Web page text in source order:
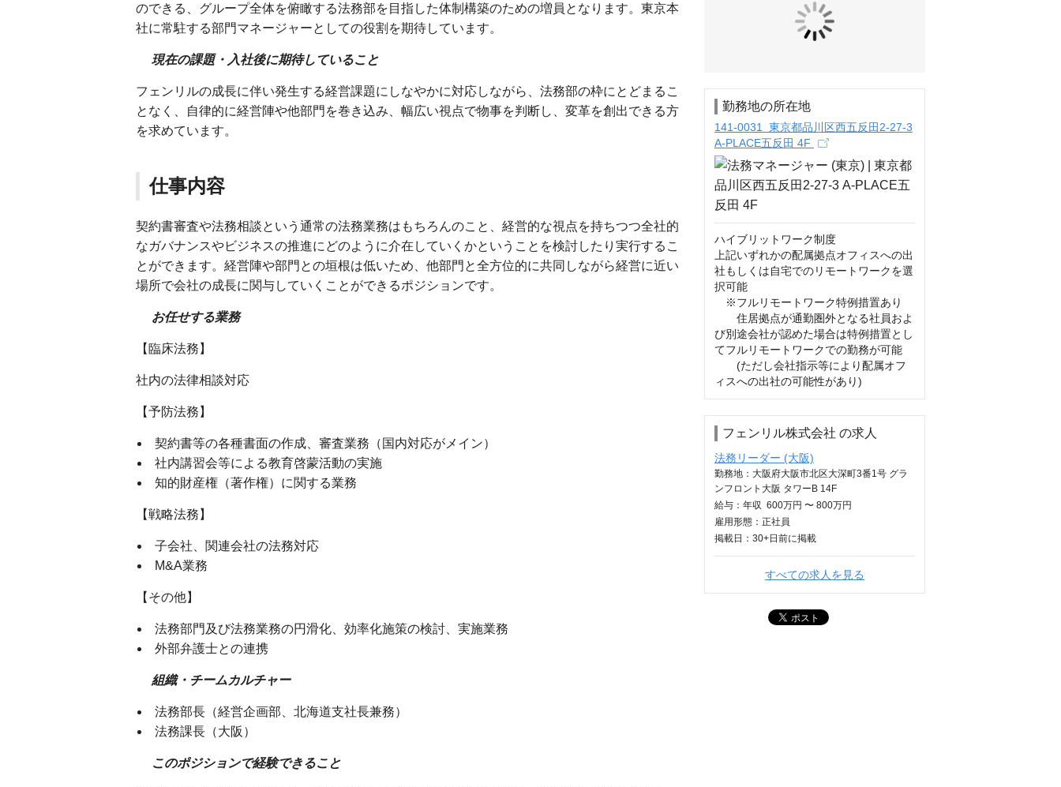
のできる、グループ全体を俯瞰する法務部を目指した体制構築のための増員となります。東京本
社に常駐する部門マネージャーとしての役割を期待しています。
現在の課題・入社後に期待していること
フェンリルの成長に伴い発生する経営課題にしなやかに対応しながら、法務部の枠にとどまるこ
となく、自律的に経営陣や他部門を巻き込み、幅広い視点で物事を判断し、変革を創出できる方
を求めています。
仕事内容
契約書審査や法務相談という通常の法務業務はもちろんのこと、経営的な視点を持ちつつ全社的
なガバナンスやビジネスの推進にどのように介在していくかということを検討したり実行するこ
とができます。経営陣や部門との垣根は低いため、他部門と全方位的に共同しながら経営に近い
場所で会社の成長に関与していくことができるポジションです。
お任せする業務
【臨床法務】
社内の法律相談対応
【予防法務】
契約書等の各種書面の作成、審査業務（国内対応がメイン）
社内講習会等による教育啓蒙活動の実施
知的財産権（著作権）に関する業務
【戦略法務】
子会社、関連会社の法務対応
M&A業務
【その他】
法務部門及び法務業務の円滑化、効率化施策の検討、実施業務
外部弁護士との連携
組織・チームカルチャー
法務部長（経営企画部、北海道支社長兼務）
法務課長（大阪）
このポジションで経験できること
勤務地の所在地
141-0031 東京都品川区西五反田2-27-3
A-PLACE五反田 4F
ハイブリットワーク制度
上記いずれかの配属拠点オフィスへの出
社もしくは自宅でのリモートワークを選
択可能
※フルリモートワーク特例措置あり
住居拠点が通勤圏外となる社員およ
び別途会社が認めた場合は特例措置とし
てフルリモートワークでの勤務が可能
(ただし会社指示等により配属オフ
ィスへの出社の可能性があり)
フェンリル株式会社 の求人
法務リーダー (大阪)
勤務地：大阪府大阪市北区大深町3番1号 グラ
ンフロント大阪 タワーB 14F
給与： 年収 600万円 〜 800万円
雇用形態：正社員
掲載日： 30+日 前に掲載
すべての求人を見る